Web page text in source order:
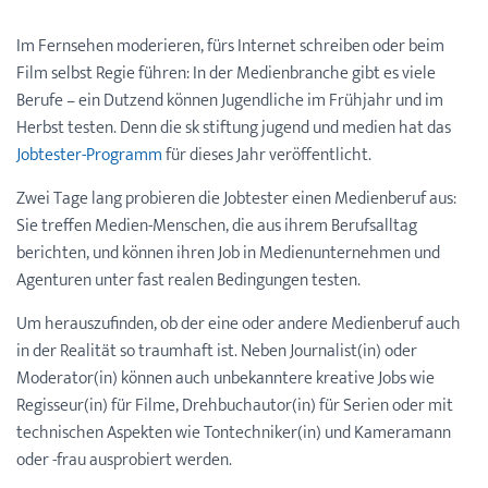
Im Fernsehen moderieren, fürs Internet schreiben oder beim
Film selbst Regie führen: In der Medienbranche gibt es viele
Berufe – ein Dutzend können Jugendliche im Frühjahr und im
Herbst testen.Denn die sk stiftung jugend und medien hat das
Jobtester-Programmfür dieses Jahr veröffentlicht.
Zwei Tage lang probieren die Jobtester einen Medienberuf aus:
Sie treffen Medien-Menschen, die aus ihrem Berufsalltag
berichten, und können ihren Job in Medienunternehmen und
Agenturen unter fast realen Bedingungen testen.
Um herauszufinden, ob der eine oder andere Medienberuf auch
in der Realität so traumhaft ist. Neben Journalist(in) oder
Moderator(in) können auch unbekanntere kreative Jobs wie
Regisseur(in) für Filme, Drehbuchautor(in) für Serien oder mit
technischen Aspekten wie Tontechniker(in) und Kameramann
oder -frau ausprobiert werden.